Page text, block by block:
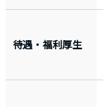
待遇・福利厚生